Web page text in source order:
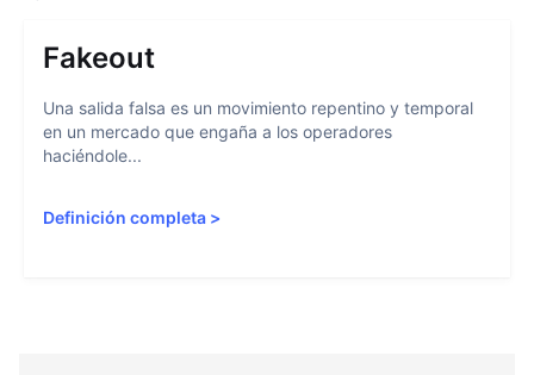
Fakeout
Una salida falsa es un movimiento repentino y temporal
en un mercado que engaña a los operadores
haciéndole...
Definición completa >